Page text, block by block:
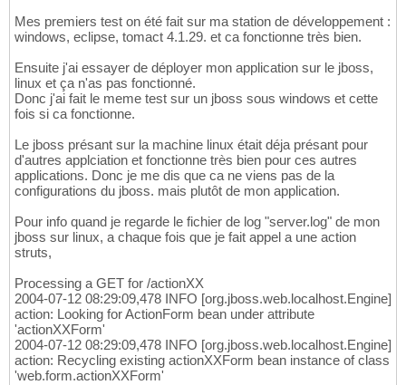
Mes premiers test on été fait sur ma station de développement :
windows, eclipse, tomact 4.1.29. et ca fonctionne très bien.
Ensuite j'ai essayer de déployer mon application sur le jboss,
linux et ça n'as pas fonctionné.
Donc j'ai fait le meme test sur un jboss sous windows et cette
fois si ca fonctionne.
Le jboss présant sur la machine linux était déja présant pour
d'autres applciation et fonctionne très bien pour ces autres
applications. Donc je me dis que ca ne viens pas de la
configurations du jboss. mais plutôt de mon application.
Pour info quand je regarde le fichier de log "server.log" de mon
jboss sur linux, a chaque fois que je fait appel a une action
struts,
Processing a GET for /actionXX
2004-07-12 08:29:09,478 INFO [org.jboss.web.localhost.Engine]
action: Looking for ActionForm bean under attribute
'actionXXForm'
2004-07-12 08:29:09,478 INFO [org.jboss.web.localhost.Engine]
action: Recycling existing actionXXForm bean instance of class
'web.form.actionXXForm'